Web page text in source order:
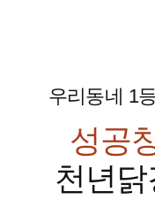
우리동네 1
성공
천년닭